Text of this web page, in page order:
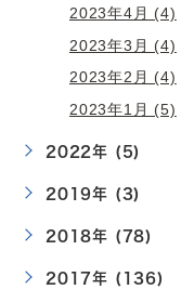
2023年4月 (4)
2023年3月 (4)
2023年2月 (4)
2023年1月 (5)
2022年 (5)
2019年 (3)
2018年 (78)
2017年 (136)